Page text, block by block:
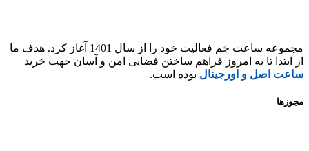
مجموعه ساعت جَم فعالیت خود را از سال 1401 آغاز کرد. هدف ما
از ابتدا تا به امروز فراهم ساختن فضایی امن و آسان جهت خرید
ساعت اصل و اورجینال بوده است.
مجوزها